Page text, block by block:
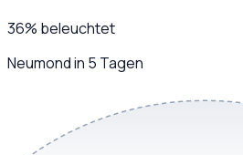
36% beleuchtet
Neumond in 5 Tagen